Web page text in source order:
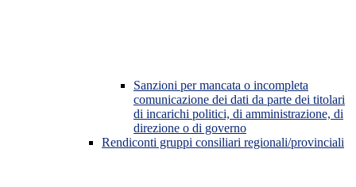
Sanzioni per mancata o incompleta
comunicazione dei dati da parte dei titolari
di incarichi politici, di amministrazione, di
direzione o di governo
Rendiconti gruppi consiliari regionali/provinciali